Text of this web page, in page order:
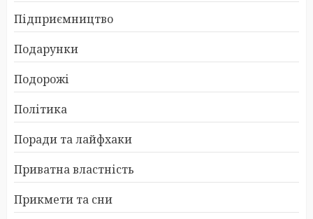
Підприємництво
Подарунки
Подорожі
Політика
Поради та лайфхаки
Приватна властність
Прикмети та сни